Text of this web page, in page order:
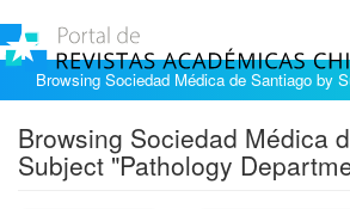
Browsing Sociedad Médica de Santiago by
Browsing Sociedad Médica
Subject "Pathology